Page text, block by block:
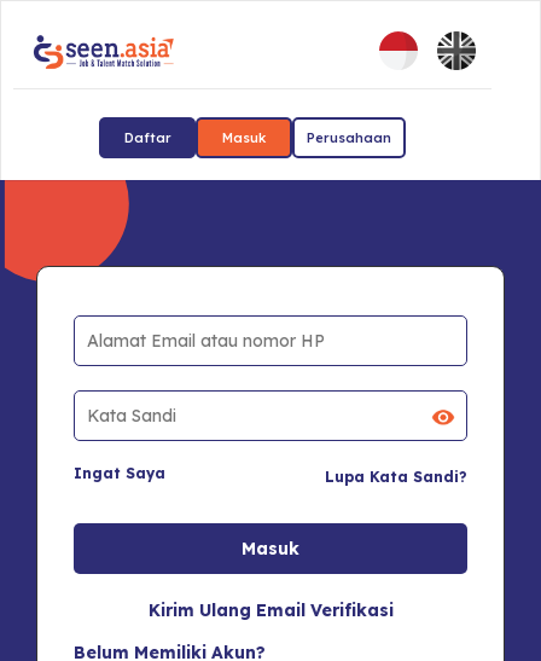
Daftar Masuk Perusahaan
Ingat Saya Lupa Kata Sandi?
Kirim Ulang Email Verifikasi
Belum Memiliki Akun?